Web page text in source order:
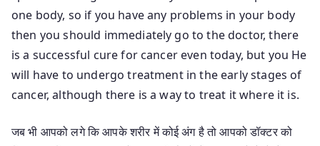
one body, so if you have any problems in your body
then you should immediately go to the doctor, there
is a successful cure for cancer even today, but you He
will have to undergo treatment in the early stages of
cancer, although there is a way to treat it where it is.
जब भी आपको लगे कि आपके शरीर में कोई अंग है तो आपको डॉक्टर को